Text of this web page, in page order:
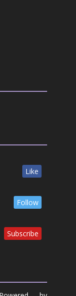
Like
Follow
Subscribe